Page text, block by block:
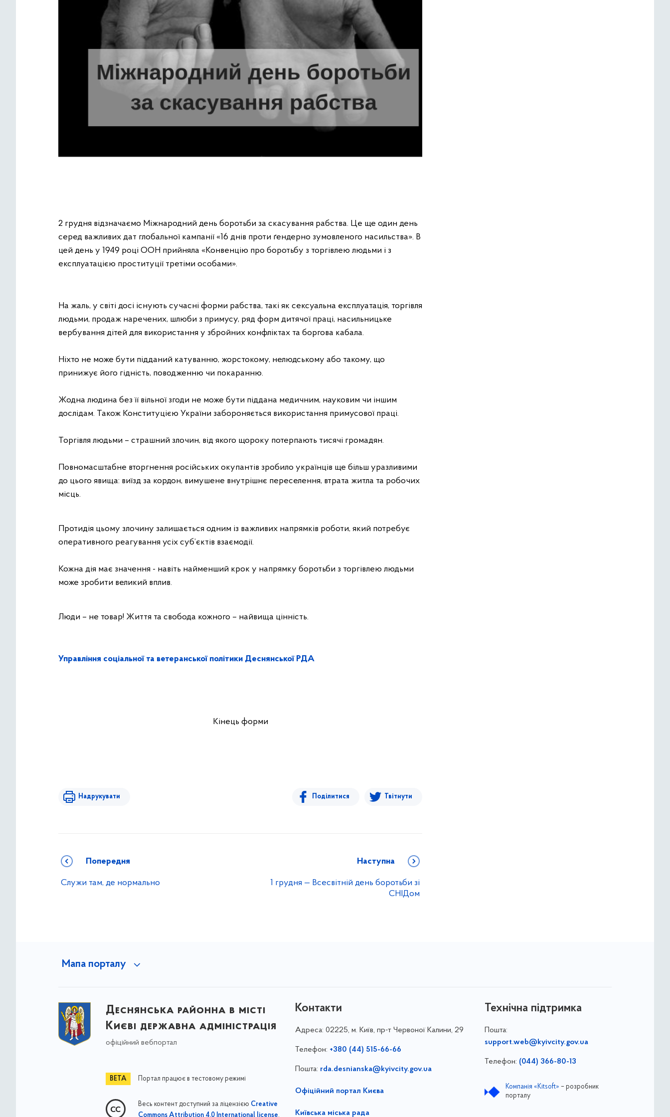
2 грудня відзначаємо Міжнародний день боротьби за скасування рабства. Це ще один день
серед важливих дат глобальної кампанії «16 днів проти ґендерно зумовленого насильства». В
цей день у 1949 році ООН прийняла «Конвенцію про боротьбу з торгівлею людьми і з
експлуатацією проституції третіми особами».
На жаль, у світі досі існують сучасні форми рабства, такі як сексуальна експлуатація, торгівля
людьми, продаж наречених, шлюби з примусу, ряд форм дитячої праці, насильницьке
вербування дітей для використання у збройних конфліктах та боргова кабала.
Ніхто не може бути підданий катуванню, жорстокому, нелюдському або такому, що
принижує його гідність, поводженню чи покаранню.
Жодна людина без її вільної згоди не може бути піддана медичним, науковим чи іншим
дослідам. Також Конституцією України забороняється використання примусової праці.
Торгівля людьми – страшний злочин, від якого щороку потерпають тисячі громадян.
Повномасштабне вторгнення російських окупантів зробило українців ще більш уразливими
до цього явища: виїзд за кордон, вимушене внутрішнє переселення, втрата житла та робочих
місць.
Протидія цьому злочину залишається одним із важливих напрямків роботи, який потребує
оперативного реагування усіх суб’єктів взаємодії.
Кожна дія має значення - навіть найменший крок у напрямку боротьби з торгівлею людьми
може зробити великий вплив.
Люди – не товар! Життя та свобода кожного – найвища цінність.
Управління соціальної та ветеранської політики Деснянської РДА
Кінець форми
Надрукувати Поділитися Твітнути
Попередня
Служи там, де нормально
Наступна
1 грудня — Всесвітній день боротьби зі
СНІДом
Мапа порталу
Деснянська районна в місті
Києві державна адміністрація
офіційний вебпортал
Портал працює в тестовому режимі
Весь контент доступний за ліцензією Creative
,
Контакти
Адреса: 02225, м. Київ, пр-т Червоної Калини, 29
Телефон: +380 (44) 515-66-66
Пошта: rda.desnianska@kyivcity.gov.ua
Офіційний портал Києва
Київська міська рада
Технічна підтримка
Пошта:
support.web@kyivcity.gov.ua
Телефон: (044) 366-80-13
Компанія «Kitsoft» – розробник
порталу